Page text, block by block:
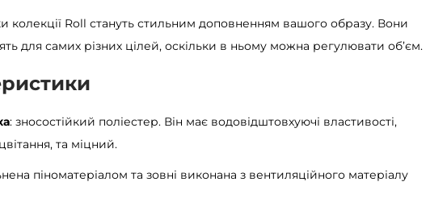
колекції Roll стануть стильним доповненням вашого образу. Вони
для самих різних цілей, оскільки в ньому можна регулювати об’єм.
: зносостійкий поліестер. Він має водовідштовхуючі властивості,
та міцний.
піноматеріалом та зовні виконана з вентиляційного матеріалу